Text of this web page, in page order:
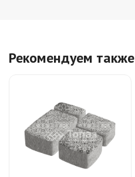
Рекомендуем также